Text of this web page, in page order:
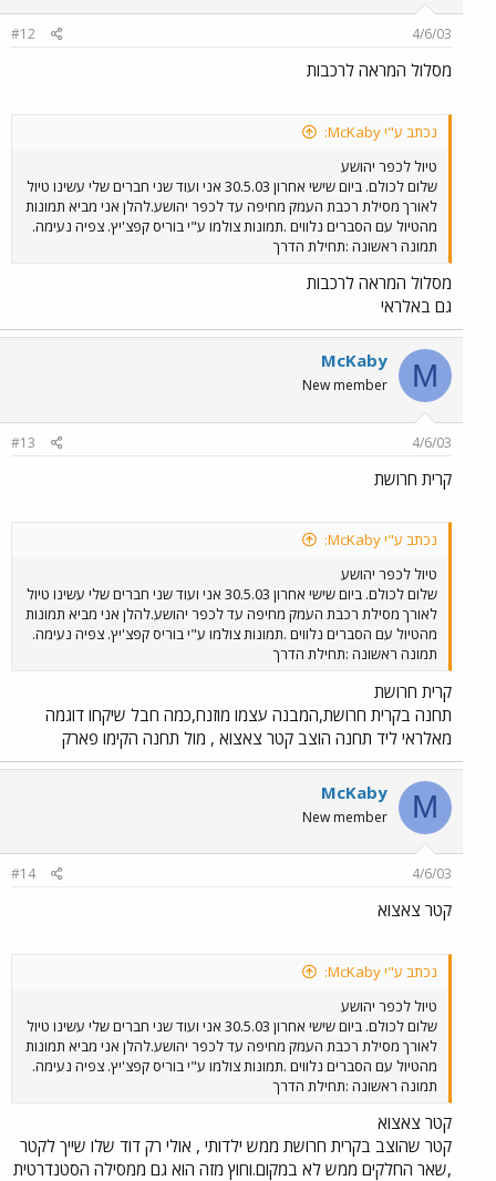
4/6/03
#12
מסלול המראה לרכבות
נכתב ע"י McKaby:
טיול לכפר יהושע
שלום לכולם. ביום שישי אחרון 30.5.03 אני ועוד שני חברים שלי עשינו טיול
לאורך מסילת רכבת העמק מחיפה עד לכפר יהושע.להלן אני מביא תמונות
מהטיול עם הסברים נלווים .תמונות צולמו ע"י בוריס קפצ'יץ. צפיה נעימה.
תמונה ראשונה :תחילת הדרך
מסלול המראה לרכבות
גם באלראי
M
McKaby
New member
4/6/03
#13
קרית חרושת
נכתב ע"י McKaby:
טיול לכפר יהושע
שלום לכולם. ביום שישי אחרון 30.5.03 אני ועוד שני חברים שלי עשינו טיול
לאורך מסילת רכבת העמק מחיפה עד לכפר יהושע.להלן אני מביא תמונות
מהטיול עם הסברים נלווים .תמונות צולמו ע"י בוריס קפצ'יץ. צפיה נעימה.
תמונה ראשונה :תחילת הדרך
קרית חרושת
תחנה בקרית חרושת,המבנה עצמו מוזנח,כמה חבל שיקחו דוגמה
מאלראי ליד תחנה הוצב קטר צאצוא , מול תחנה הקימו פארק
M
McKaby
New member
4/6/03
#14
קטר צאצוא
נכתב ע"י McKaby:
טיול לכפר יהושע
שלום לכולם. ביום שישי אחרון 30.5.03 אני ועוד שני חברים שלי עשינו טיול
לאורך מסילת רכבת העמק מחיפה עד לכפר יהושע.להלן אני מביא תמונות
מהטיול עם הסברים נלווים .תמונות צולמו ע"י בוריס קפצ'יץ. צפיה נעימה.
תמונה ראשונה :תחילת הדרך
קטר צאצוא
קטר שהוצב בקרית חרושת ממש ילדותי , אולי רק דוד שלו שייך לקטר
,שאר החלקים ממש לא במקום.וחוץ מזה הוא גם ממסילה הסטנדרטית